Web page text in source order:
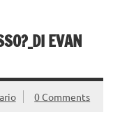
EVAN
0 Comments